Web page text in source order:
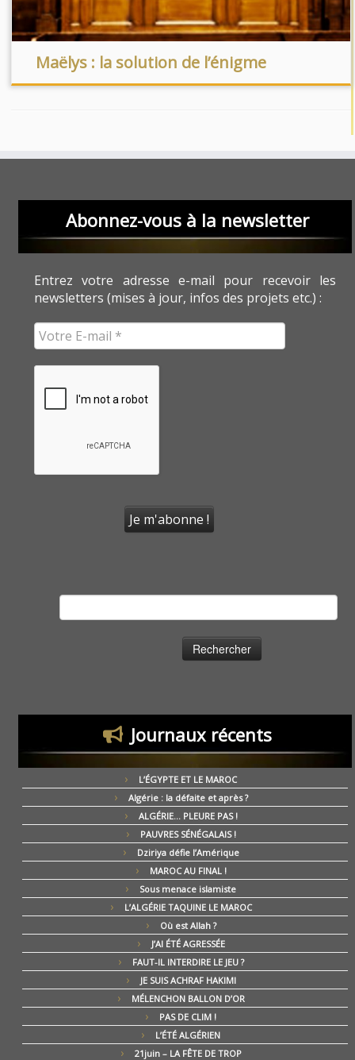
Maëlys : la solution de l’énigme
Abonnez-vous à la newsletter
Entrez votre adresse e-mail pour recevoir les
newsletters (mises à jour, infos des projets etc.) :
Journaux récents
L’ÉGYPTE ET LE MAROC
Algérie : la défaite et après ?
ALGÉRIE… PLEURE PAS !
PAUVRES SÉNÉGALAIS !
Dziriya défie l’Amérique
MAROC AU FINAL !
Sous menace islamiste
L’ALGÉRIE TAQUINE LE MAROC
Où est Allah ?
J’AI ÉTÉ AGRESSÉE
FAUT-IL INTERDIRE LE JEU ?
JE SUIS ACHRAF HAKIMI
MÉLENCHON BALLON D’OR
PAS DE CLIM !
L’ÉTÉ ALGÉRIEN
21juin – LA FÊTE DE TROP